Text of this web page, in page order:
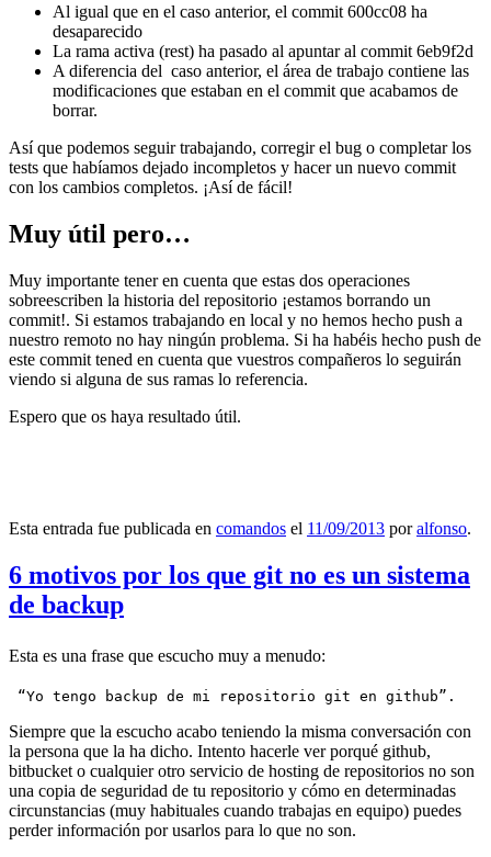
Al igual que en el caso anterior, el commit 600cc08 ha
desaparecido
La rama activa (rest) ha pasado al apuntar al commit 6eb9f2d
A diferencia del caso anterior, el área de trabajo contiene las
modificaciones que estaban en el commit que acabamos de
borrar.
Así que podemos seguir trabajando, corregir el bug o completar los
tests que habíamos dejado incompletos y hacer un nuevo commit
con los cambios completos. ¡Así de fácil!
Muy útil pero…
Muy importante tener en cuenta que estas dos operaciones
sobreescriben la historia del repositorio ¡estamos borrando un
commit!. Si estamos trabajando en local y no hemos hecho push a
nuestro remoto no hay ningún problema. Si ha habéis hecho push de
este commit tened en cuenta que vuestros compañeros lo seguirán
viendo si alguna de sus ramas lo referencia.
Espero que os haya resultado útil.
Esta entrada fue publicada en comandos el 11/09/2013 poralfonso.
6 motivos por los que git no es un sistema
de backup
Esta es una frase que escucho muy a menudo:
“Yo tengo backup de mi repositorio git en github”.
Siempre que la escucho acabo teniendo la misma conversación con
la persona que la ha dicho. Intento hacerle ver porqué github,
bitbucket o cualquier otro servicio de hosting de repositorios no son
una copia de seguridad de tu repositorio y cómo en determinadas
circunstancias (muy habituales cuando trabajas en equipo) puedes
perder información por usarlos para lo que no son.